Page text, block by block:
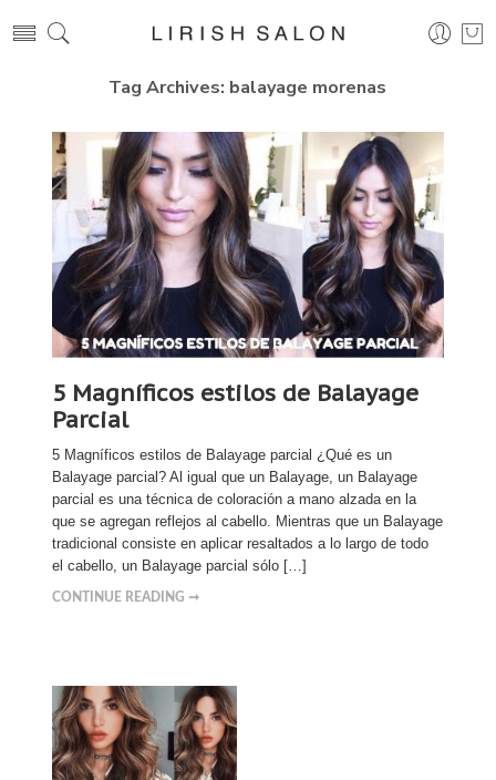
Tag Archives: balayage morenas
5 Magníficos estilos de Balayage
Parcial
5 Magníficos estilos de Balayage parcial ¿Qué es un
Balayage parcial? Al igual que un Balayage, un Balayage
parcial es una técnica de coloración a mano alzada en la
que se agregan reflejos al cabello. Mientras que un Balayage
tradicional consiste en aplicar resaltados a lo largo de todo
el cabello, un Balayage parcial sólo […]
CONTINUE READING ➞